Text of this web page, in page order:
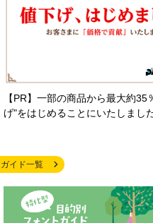
【PR】一部の商品から最大約35
げ"をはじめることにいたしました
イド一覧